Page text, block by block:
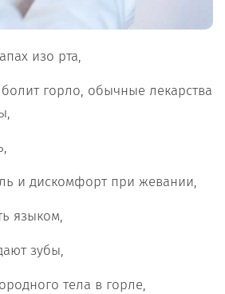
изо рта,
горло, обычные лекарства
и дискомфорт при жевании,
языком,
зубы,
тела в горле,